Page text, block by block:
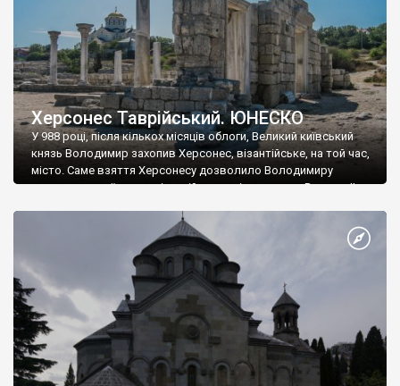
Херсонес Таврійський. ЮНЕСКО
У 988 році, після кількох місяців облоги, Великий київський
князь Володимир захопив Херсонес, візантійське, на той час,
місто. Саме взяття Херсонесу дозволило Володимиру
диктувати свої умови візантійському імператору Василю ІІ, та
Херсонесі Володимир-язичник, став Василем-християнином.
А потім було Хрещення Русі. На честь Херсонесу Таврійського